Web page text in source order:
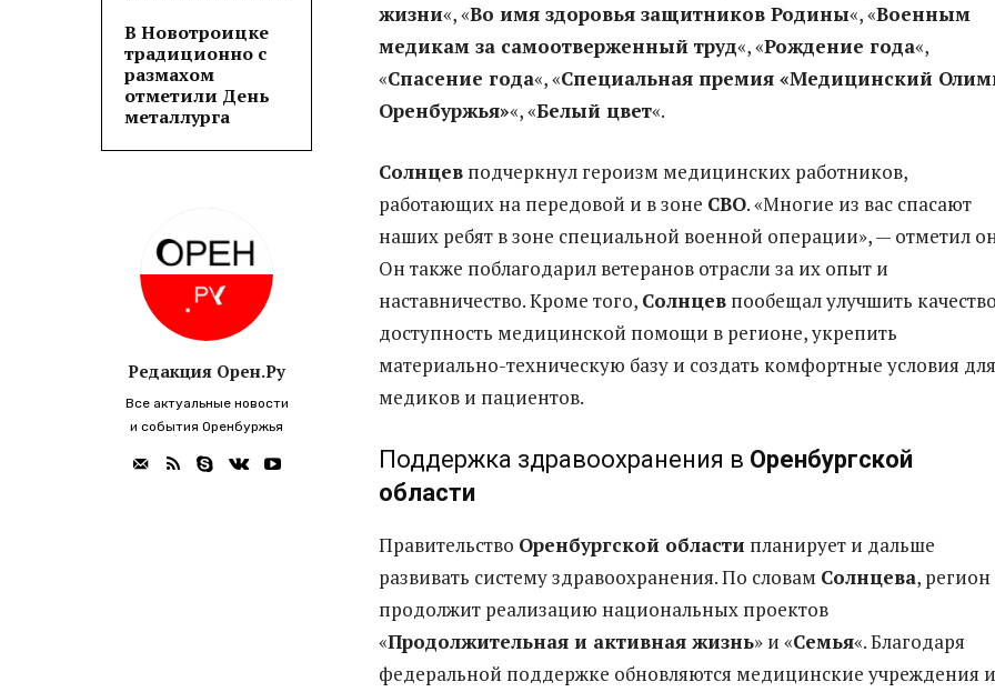
В Новотроицке
традиционно с
размахом
отметили День
металлурга
Редакция Орен.Ру
Все актуальные новости
и события Оренбуржья
жизни«, «Во имя здоровья защитников Родины«, «Военным
медикам за самоотверженный труд«, «Рождение года«,
«Спасение года«, «Специальная премия «Медицинский
Оренбуржья»«, «Белый цвет«.
Солнцев подчеркнул героизм медицинских работников,
работающих на передовой и в зоне СВО. «Многие из вас спасают
наших ребят в зоне специальной военной операции», — отметил
Он также поблагодарил ветеранов отрасли за их опыт и
наставничество. Кроме того, Солнцев пообещал улучшить
доступность медицинской помощи в регионе, укрепить
материально-техническую базу и создать комфортные условия для
медиков и пациентов.
Поддержка здравоохранения в Оренбургской
области
Правительство Оренбургской области планирует и дальше
развивать систему здравоохранения. По словам Солнцева, регион
продолжит реализацию национальных проектов
«Продолжительная и активная жизнь» и «Семья«. Благодаря
федеральной поддержке обновляются медицинские учреждения и